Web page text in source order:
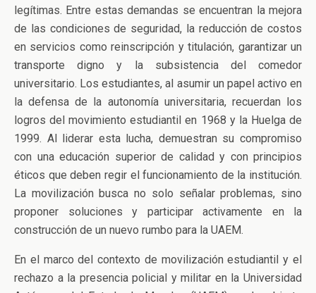
legítimas. Entre estas demandas se encuentran la mejora
de las condiciones de seguridad, la reducción de costos
en servicios como reinscripción y titulación, garantizar un
transporte digno y la subsistencia del comedor
universitario. Los estudiantes, al asumir un papel activo en
la defensa de la autonomía universitaria, recuerdan los
logros del movimiento estudiantil en 1968 y la Huelga de
1999. Al liderar esta lucha, demuestran su compromiso
con una educación superior de calidad y con principios
éticos que deben regir el funcionamiento de la institución.
La movilización busca no solo señalar problemas, sino
proponer soluciones y participar activamente en la
construcción de un nuevo rumbo para la UAEM.
En el marco del contexto de movilización estudiantil y el
rechazo a la presencia policial y militar en la Universidad